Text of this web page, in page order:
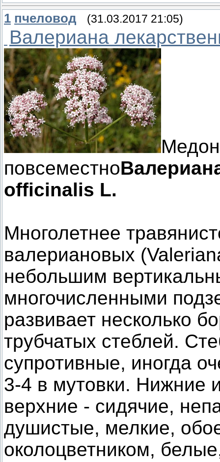
1 пчеловод (31.03.2017 21:05)
Валериана
повсеместно
officinalis L.
Многолетнее
валериановых
небольшим
многочисленными
развивает несколько
трубчатых стеблей.
супротивные, иногда
3-4 в мутовки. Нижние
верхние - сидячие,
душистые, мелкие,
околоцветником,